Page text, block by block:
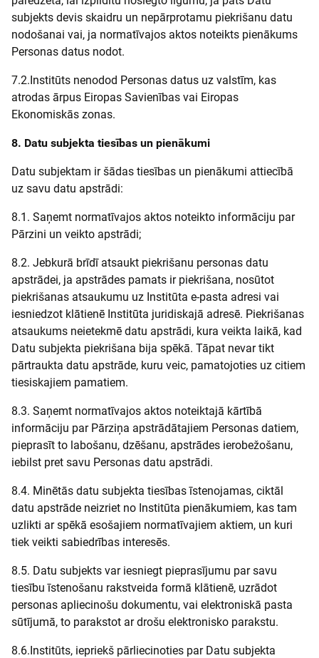
subjekts devis skaidru un nepārprotamu piekrišanu datu
nodošanai vai, ja normatīvajos aktos noteikts pienākums
Personas datus nodot.
7.2.Institūts nenodod Personas datus uz valstīm, kas
atrodas ārpus Eiropas Savienības vai Eiropas
Ekonomiskās zonas.
8. Datu subjekta tiesības un pienākumi
Datu subjektam ir šādas tiesības un pienākumi attiecībā
uz savu datu apstrādi:
8.1. Saņemt normatīvajos aktos noteikto informāciju par
Pārzini un veikto apstrādi;
8.2. Jebkurā brīdī atsaukt piekrišanu personas datu
apstrādei, ja apstrādes pamats ir piekrišana, nosūtot
piekrišanas atsaukumu uz Institūta e-pasta adresi vai
iesniedzot klātienē Institūta juridiskajā adresē. Piekrišanas
atsaukums neietekmē datu apstrādi, kura veikta laikā, kad
Datu subjekta piekrišana bija spēkā. Tāpat nevar tikt
pārtraukta datu apstrāde, kuru veic, pamatojoties uz citiem
tiesiskajiem pamatiem.
8.3. Saņemt normatīvajos aktos noteiktajā kārtībā
informāciju par Pārziņa apstrādātajiem Personas datiem,
pieprasīt to labošanu, dzēšanu, apstrādes ierobežošanu,
iebilst pret savu Personas datu apstrādi.
8.4. Minētās datu subjekta tiesības īstenojamas, ciktāl
datu apstrāde neizriet no Institūta pienākumiem, kas tam
uzlikti ar spēkā esošajiem normatīvajiem aktiem, un kuri
tiek veikti sabiedrības interesēs.
8.5. Datu subjekts var iesniegt pieprasījumu par savu
tiesību īstenošanu rakstveida formā klātienē, uzrādot
personas apliecinošu dokumentu, vai elektroniskā pasta
sūtījumā, to parakstot ar drošu elektronisko parakstu.
8.6.Institūts, iepriekš pārliecinoties par Datu subjekta